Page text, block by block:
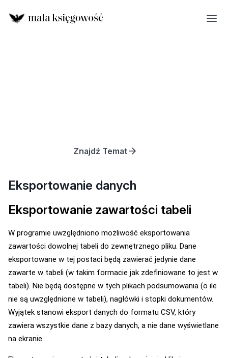
Znajdź Temat
Eksportowanie danych
Eksportowanie zawartości tabeli
W programie uwzględniono możliwość eksportowania
zawartości dowolnej tabeli do zewnętrznego pliku. Dane
eksportowane w tej postaci będą zawierać jedynie dane
zawarte w tabeli (w takim formacie jak zdefiniowane to jest w
tabeli). Nie będą dostępne w tych plikach podsumowania (o ile
nie są uwzględnione w tabeli), nagłówki i stopki dokumentów.
Wyjątek stanowi eksport danych do formatu CSV, który
zawiera wszystkie dane z bazy danych, a nie dane wyświetlane
na ekranie.